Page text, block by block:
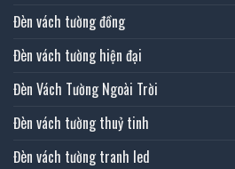
Đèn vách tường đồng
Đèn vách tường hiện đại
Đèn Vách Tường Ngoài Trời
Đèn vách tường thuỷ tinh
Đèn vách tường tranh led